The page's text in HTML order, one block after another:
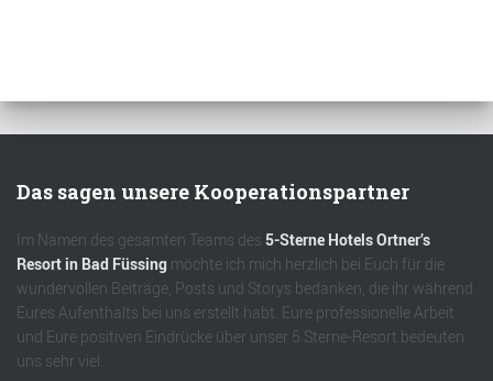
Das sagen unsere Kooperationspartner
Im Namen des gesamten Teams des 5-Sterne Hotels Ortner’s
Resort in Bad Füssing möchte ich mich herzlich bei Euch für die
wundervollen Beiträge, Posts und Storys bedanken, die ihr während
Eures Aufenthalts bei uns erstellt habt. Eure professionelle Arbeit
und Eure positiven Eindrücke über unser 5 Sterne-Resort bedeuten
uns sehr viel.